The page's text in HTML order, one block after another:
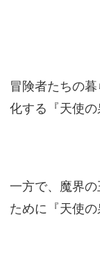
冒険者たちの
化する『天使の
一方で、魔界
ために『天使の